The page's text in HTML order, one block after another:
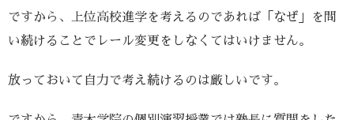
ですから、上位高校進学を考えるのであれば「なぜ」を問
い続けることでレール変更をしなくてはいけません。
放っておいて自力で考え続けるのは厳しいです。